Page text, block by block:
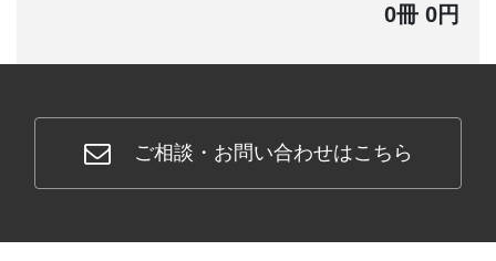
0冊 0円
ご相談・お問い合わせはこちら